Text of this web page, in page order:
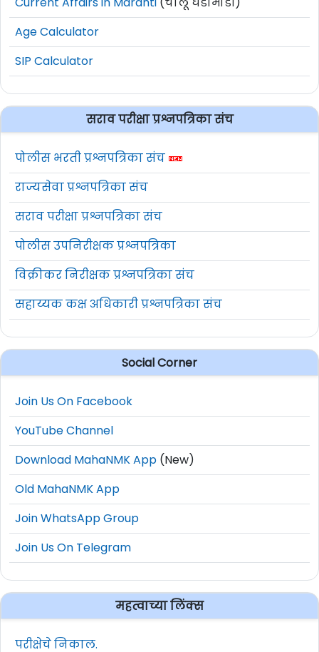
Age Calculator
SIP Calculator
सराव परीक्षा प्रश्नपत्रिका संच
पोलीस भरती प्रश्नपत्रिका संच
राज्यसेवा प्रश्नपत्रिका संच
सराव परीक्षा प्रश्नपत्रिका संच
पोलीस उपनिरीक्षक प्रश्नपत्रिका
विक्रीकर निरीक्षक प्रश्नपत्रिका संच
सहाय्यक कक्ष अधिकारी प्रश्नपत्रिका संच
Social Corner
Join Us On Facebook
YouTube Channel
Download MahaNMK App (New)
Old MahaNMK App
Join WhatsApp Group
Join Us On Telegram
महत्वाच्या लिंक्स
परीक्षेचे निकाल.